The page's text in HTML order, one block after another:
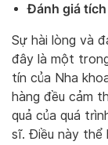
Đánh giá
Sự hài lòng và
đây là một
tín của Nha
hàng đều cảm
quả của quá
sĩ. Điều này thể